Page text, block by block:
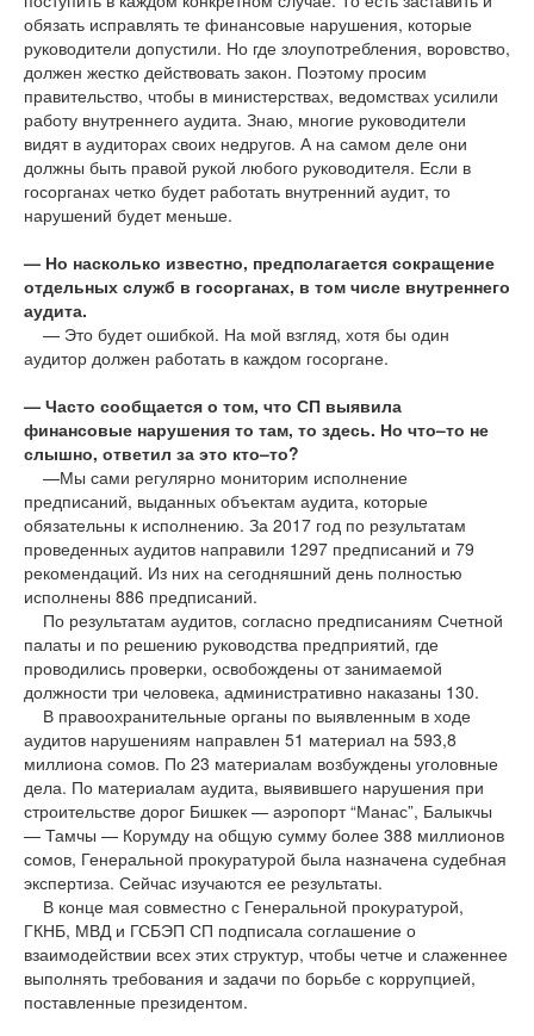
обязать исправлять те финансовые нарушения, которые
руководители допустили. Но где злоупотребления, воровство,
должен жестко действовать закон. Поэтому просим
правительство, чтобы в министерствах, ведомствах усилили
работу внутреннего аудита. Знаю, многие руководители
видят в аудиторах своих недругов. А на самом деле они
должны быть правой рукой любого руководителя. Если в
госорганах четко будет работать внутренний аудит, то
нарушений будет меньше.
— Но насколько известно, предполагается сокращение
отдельных служб в госорганах, в том числе внутреннего
аудита.
— Это будет ошибкой. На мой взгляд, хотя бы один
аудитор должен работать в каждом госоргане.
— Часто сообщается о том, что СП выявила
финансовые нарушения то там, то здесь. Но что–то не
слышно, ответил за это кто–то?
—Мы сами регулярно мониторим исполнение
предписаний, выданных объектам аудита, которые
обязательны к исполнению. За 2017 год по результатам
проведенных аудитов направили 1297 предписаний и 79
рекомендаций. Из них на сегодняшний день полностью
исполнены 886 предписаний.
По результатам аудитов, согласно предписаниям Счетной
палаты и по решению руководства предприятий, где
проводились проверки, освобождены от занимаемой
должности три человека, административно наказаны 130.
В правоохранительные органы по выявленным в ходе
аудитов нарушениям направлен 51 материал на 593,8
миллиона сомов. По 23 материалам возбуждены уголовные
дела. По материалам аудита, выявившего нарушения при
строительстве дорог Бишкек — аэропорт “Манас”, Балыкчы
— Тамчы — Корумду на общую сумму более 388 миллионов
сомов, Генеральной прокуратурой была назначена судебная
экспертиза. Сейчас изучаются ее результаты.
В конце мая совместно с Генеральной прокуратурой,
ГКНБ, МВД и ГСБЭП СП подписала соглашение о
взаимодействии всех этих структур, чтобы четче и слаженнее
выполнять требования и задачи по борьбе с коррупцией,
поставленные президентом.